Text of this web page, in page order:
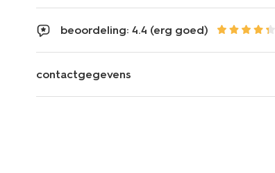
beoordeling: 4.4 (erg goed)
contactgegevens